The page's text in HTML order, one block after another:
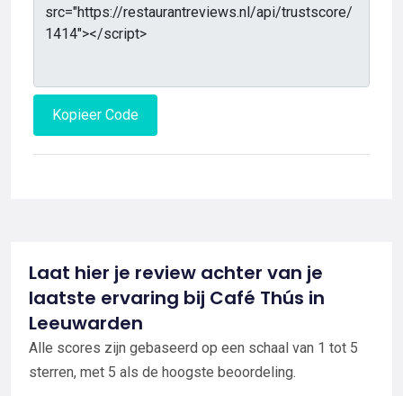
Kopieer Code
Laat hier je review achter van je
laatste ervaring bij Café Thús in
Leeuwarden
Alle scores zijn gebaseerd op een schaal van 1 tot 5
sterren, met 5 als de hoogste beoordeling.